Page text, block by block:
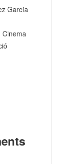
García
Cinema